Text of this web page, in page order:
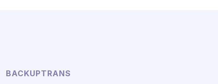
BACKUPTRANS